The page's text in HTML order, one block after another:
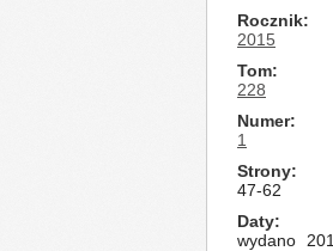
Rocznik
2015
Tom
228
Numer
1
Strony
47-62
Daty
wydano